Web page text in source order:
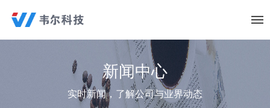
新闻中心
实时新闻，了解公司与业界动态